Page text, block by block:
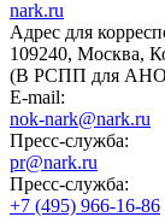
nark.ru
Адрес для
109240, Москва,
(В РСПП для
E-mail:
nok-nark@nark.ru
Пресс-служба:
pr@nark.ru
Пресс-служба:
+7 (495) 966-16-86